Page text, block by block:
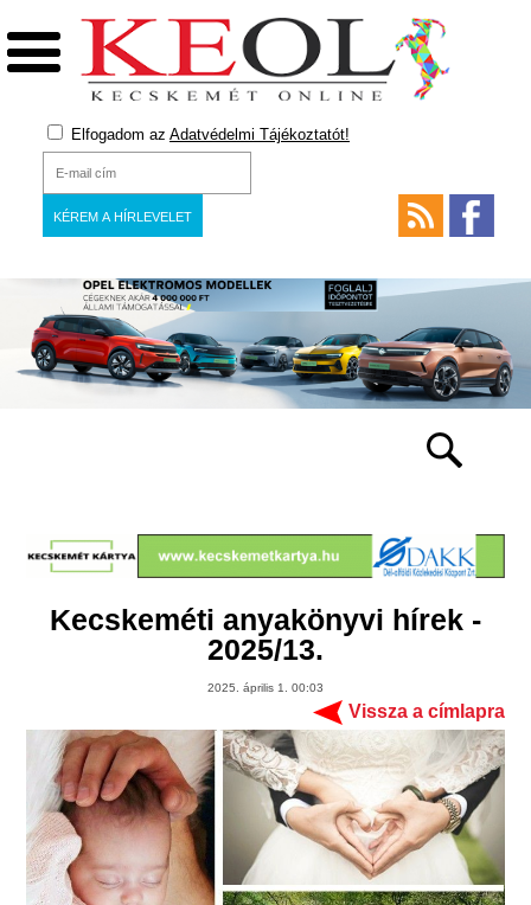
Elfogadom az Adatvédelmi Tájékoztatót!
Kecskeméti anyakönyvi hírek -
2025/13.
2025. április 1. 00:03
Vissza a címlapra